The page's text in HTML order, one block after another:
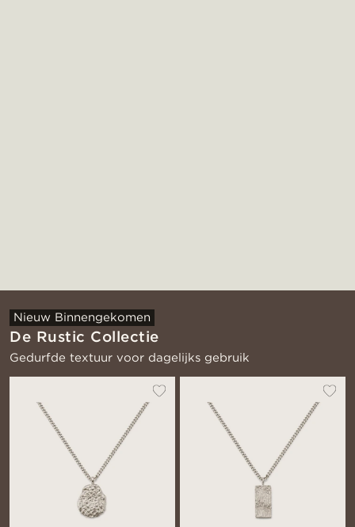
Nieuw Binnengekomen
De Rustic Collectie
Gedurfde textuur voor dagelijks gebruik